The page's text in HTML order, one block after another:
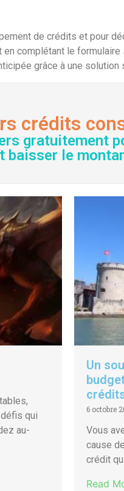
de crédits et pour
complétant le formulaire
grâce à une solution
crédits
gratuitement
baisser le
qui
au-
Un
6 octobre
Vous
cause
crédit
Read